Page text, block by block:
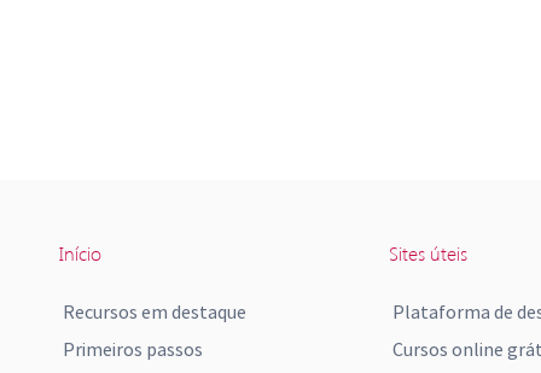
Início
Recursos em destaque
Primeiros passos
Sites úteis
Plataforma de
Cursos online